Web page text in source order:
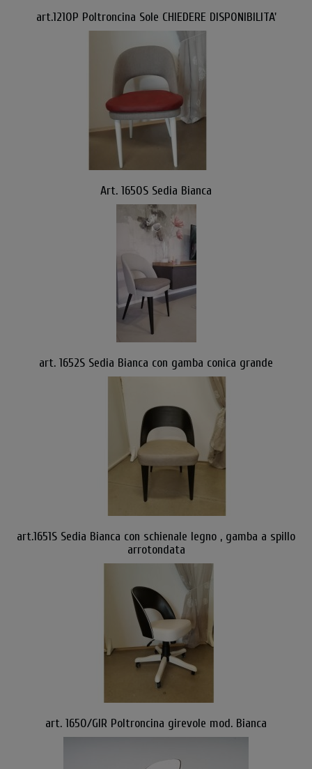
art.1210P Poltroncina Sole CHIEDERE DISPONIBILITA'
Art. 1650S Sedia Bianca
art. 1652S Sedia Bianca con gamba conica grande
art.1651S Sedia Bianca con schienale legno , gamba a spillo
arrotondata
art. 1650/GIR Poltroncina girevole mod. Bianca